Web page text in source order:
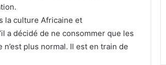
la culture Africaine et
a décidé de ne consommer que les
plus normal. Il est en train de